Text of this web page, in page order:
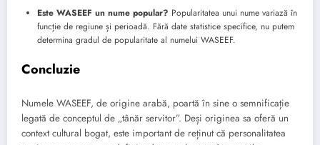
Este WASEEF un nume popular? Popularitatea unui nume variază în
funcție de regiune și perioadă. Fără date statistice specifice, nu putem
determina gradul de popularitate al numelui WASEEF.
Concluzie
Numele WASEEF, de origine arabă, poartă în sine o semnificație
legată de conceptul de „tânăr servitor”. Deși originea sa oferă un
context cultural bogat, este important de reținut că personalitatea